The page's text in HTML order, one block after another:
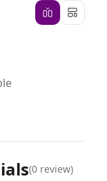
(0 review)